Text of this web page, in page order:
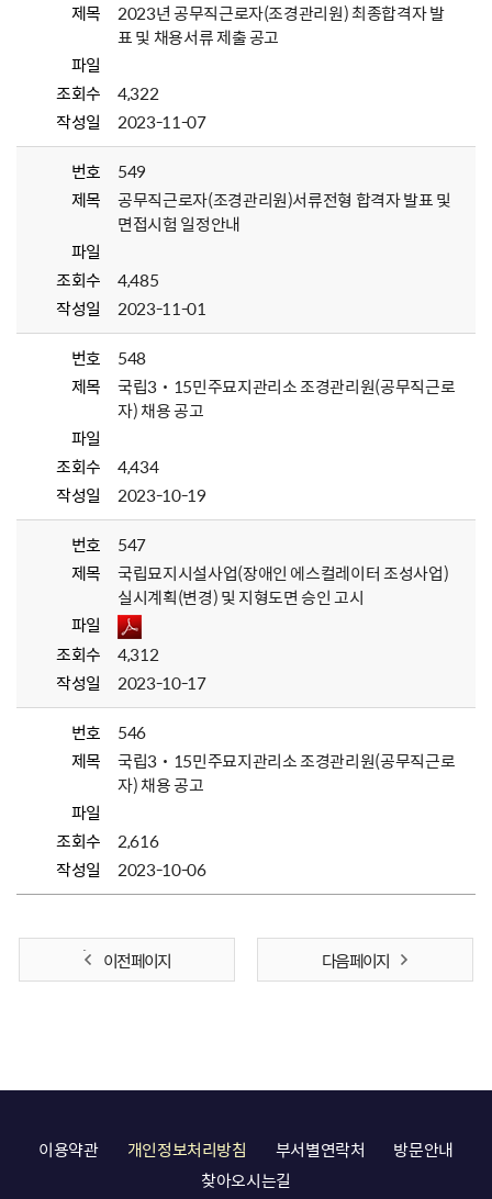
제목
2023년 공무직근로자(조경관리원) 최종합격자 발
표 및 채용서류 제출 공고
파일
조회수
4,322
작성일
2023-11-07
번호
549
제목
공무직근로자(조경관리원)서류전형 합격자 발표 및
면접시험 일정안내
파일
조회수
4,485
작성일
2023-11-01
번호
548
제목
국립3˙15민주묘지관리소 조경관리원(공무직근로
자) 채용 공고
파일
조회수
4,434
작성일
2023-10-19
번호
547
제목
국립묘지시설사업(장애인 에스컬레이터 조성사업)
실시계획(변경) 및 지형도면 승인 고시
파일
조회수
4,312
작성일
2023-10-17
번호
546
제목
국립3˙15민주묘지관리소 조경관리원(공무직근로
자) 채용 공고
파일
조회수
2,616
작성일
2023-10-06
이전 페이지 다음 페이지
이용약관 개인정보처리방침 부서별연락처
방문안내
찾아오시는길